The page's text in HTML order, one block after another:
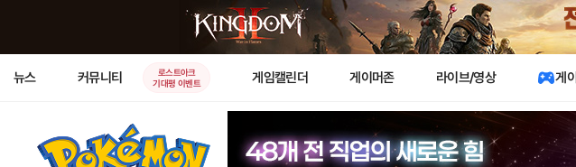
뉴스 커뮤니티
로스트아크
기대평 이벤트
게임캘린더 게이머존 라이브/영상 게